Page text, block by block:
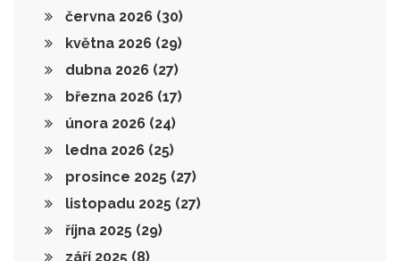
června 2026 (30)
května 2026 (29)
dubna 2026 (27)
března 2026 (17)
února 2026 (24)
ledna 2026 (25)
prosince 2025 (27)
listopadu 2025 (27)
října 2025 (29)
září 2025 (8)